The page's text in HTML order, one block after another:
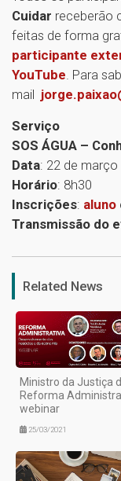
Cuidar receberão
feitas de forma
participante
YouTube . Para
mail
Serviço
SOS ÁGUA –
Data: 22 de março
Horário: 8h30
Inscrições: aluno
Transmissão do
Related News
Ministro da Justiça
Reforma
webinar
25/03/2021